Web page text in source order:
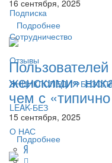
Подписка
Сотрудничество
Отзывы
ЭНЦИКЛОПЕДИЯ
LEAK-БЕЗ
О НАС
16 сентября, 2025
Подробнее
женскими»
чем с
15 сентября, 2025
Подробнее